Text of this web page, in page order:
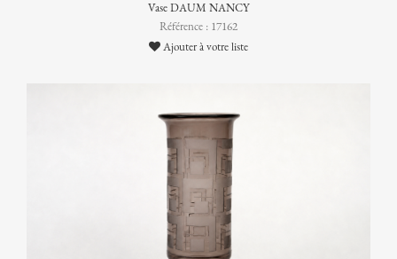
Vase DAUM NANCY
Référence : 17162
Ajouter à votre liste